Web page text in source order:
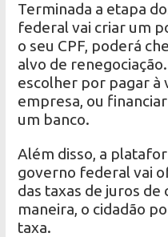
Terminada a etapa
federal vai criar um
o seu CPF, poderá
alvo de
escolher por pagar à
empresa, ou
um banco.
Além disso, a
governo federal vai
das taxas de juros de
maneira, o cidadão
taxa.